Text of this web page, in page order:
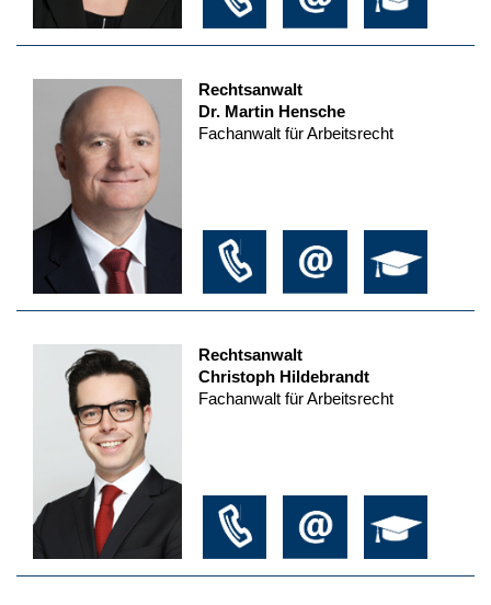
Rechtsanwalt
Dr. Martin Hensche
Fachanwalt für Arbeitsrecht
Rechtsanwalt
Christoph Hildebrandt
Fachanwalt für Arbeitsrecht